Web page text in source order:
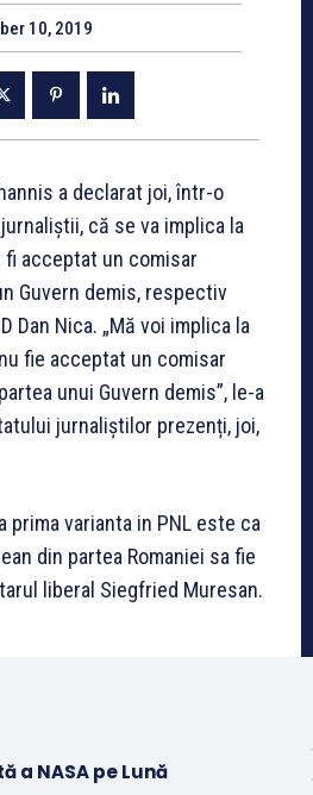
10, 2019
a declarat joi, într-o
că se va implica la
fi acceptat un comisar
Guvern demis, respectiv
Dan Nica. „Mă voi implica la
fie acceptat un comisar
unui Guvern demis”, le-a
jurnaliștilor prezenți, joi,
prima varianta in PNL este ca
din partea Romaniei sa fie
liberal Siegfried Muresan.
a NASA pe Lună